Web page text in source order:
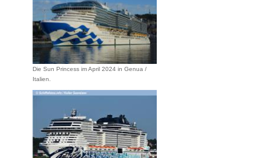
Die Sun Princess im April 2024 in Genua /
Italien.